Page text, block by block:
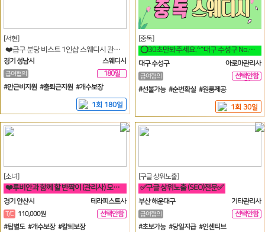
[서현]
❤️급구 분당 비스트 1인샵 스웨디시 관리사 구합니다.일단 연락 주세요~❤️
경기 성남시
스웨디시
급여협의
180일
#만근비지원 #출퇴근지원 #개수보장
1회 180일
[중독]
⭕30초만봐주세요.^^대구 수성구 No.1 스웨디시 중독 입니다^^⭕
대구 수성구
아로마관리사
급여협의
선택안함
일
#선불가능 #순번확실 #원룸제공
1회 30일
[소녀]
❤️루비안과 함께 할 반짝이 (관리사) 모집❤️
경기 안산시
테라피스트사
T/C 110,000원
선택안함
일
#팁별도 #개수보장 #칼퇴보장
[구글 상위노출]
✅구글 상위노출 (SEO)전문✅
부산 해운대구
기타관리사
급여협의
선택안함
일
#초보가능 #당일지급 #인센티브